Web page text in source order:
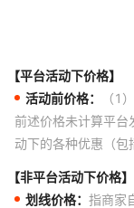
【平台活动下价格】
活动前价格：
（1
前述价格未计算平台
动下的各种优惠（包
【非平台活动下价格】
划线价格： 指商家